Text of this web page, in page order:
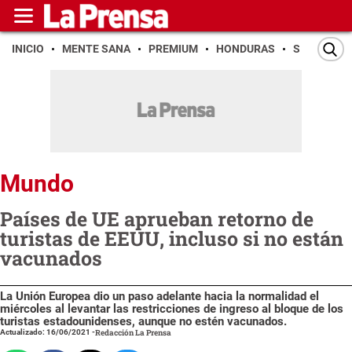
INICIO MENTE SANA PREMIUM HONDURAS SAN PEDRO
Mundo
Países de UE aprueban retorno de
turistas de EEUU, incluso si no están
vacunados
La Unión Europea dio un paso adelante hacia la normalidad el
miércoles al levantar las restricciones de ingreso al bloque de los
turistas estadounidenses, aunque no estén vacunados.
Actualizado: 16/06/2021 -Redacción La Prensa